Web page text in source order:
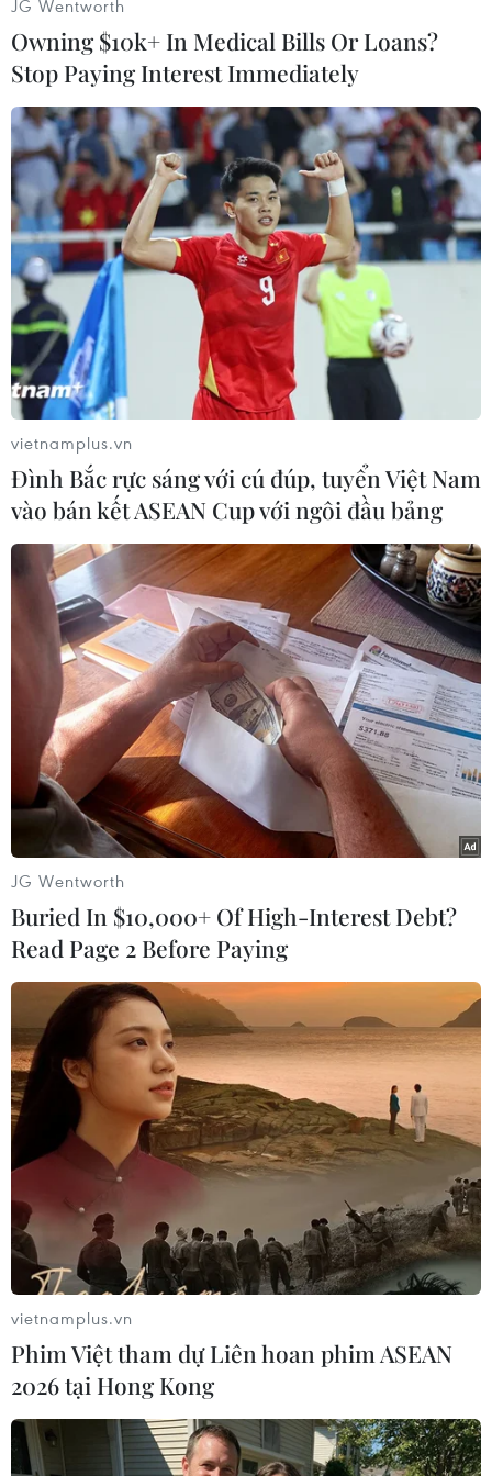
#Bóng đá
#Bán kết EURO 2016
#Bồ Đào Nha-Xứ Wales
#Cristiano Ronaldo
#Gareth Bale
#Vòng chung kết EURO
Anh
Bồ Đào Nha
Theo dõi VietnamPlus
TIN LIÊN QUAN
Gareth Bale khen ngợi Cristiano Ronaldo
trước trận đại chiến
05/07/2016 02:52
Trước thềm trận bán kết EURO 2016 với Bồ Đào Nha,
tuyển thủ Xứ Wales Gareth Bale vẫn tỏ rất tôn trọng
người đồng đội Cristiano Ronaldo tại Real Madrid.
JG Wentworth
Owning $10k+ In Medical Bills Or Loans?
Stop Paying Interest Immediately
vietnamplus.vn
Đình Bắc rực sáng với cú đúp, tuyển Việt Nam
vào bán kết ASEAN Cup với ngôi đầu bảng
JG Wentworth
Buried In $10,000+ Of High-Interest Debt?
Read Page 2 Before Paying
vietnamplus.vn
Phim Việt tham dự Liên hoan phim ASEAN
2026 tại Hong Kong